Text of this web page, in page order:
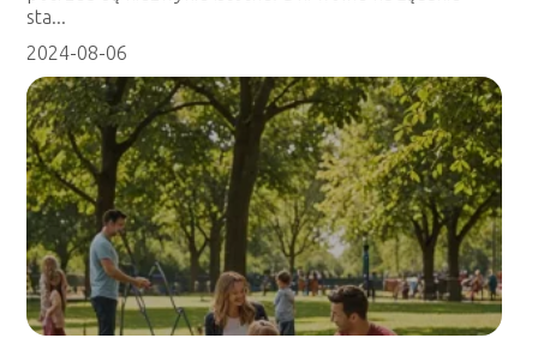
sta...
2024-08-06